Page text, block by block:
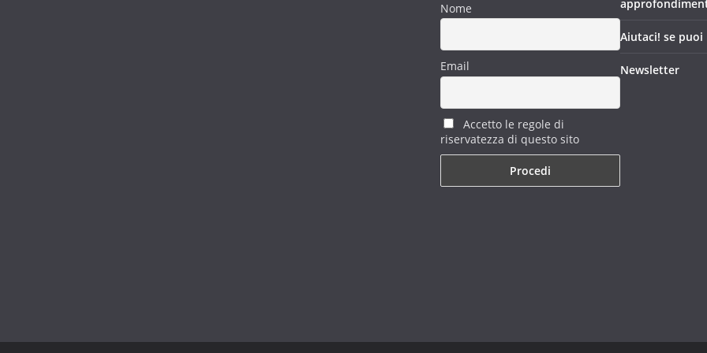
Nome
Email
Accetto le regole di
riservatezza di questo sito
Aiutaci! se puoi
Newsletter